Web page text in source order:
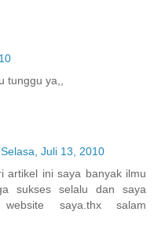
tunggu ya,,
Selasa, Juli 13, 2010
artikel ini saya banyak ilmu
sukses selalu dan saya
saya.thx salam